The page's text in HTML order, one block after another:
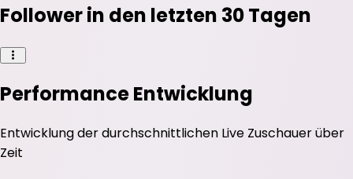
Follower in den letzten 30 Tagen
Performance Entwicklung
Entwicklung der durchschnittlichen Live Zuschauerüber
Zeit